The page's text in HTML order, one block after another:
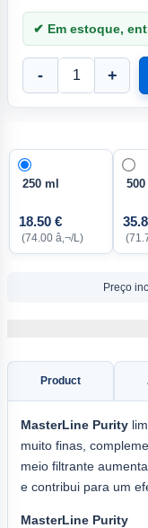
✔ Em estoque,
- +
250 ml
18.50 €
(74.00 â‚¬/L)
500
Preço
Product
MasterLine Purity
muito finas,
meio filtrante
e contribui para um
MasterLine Purity